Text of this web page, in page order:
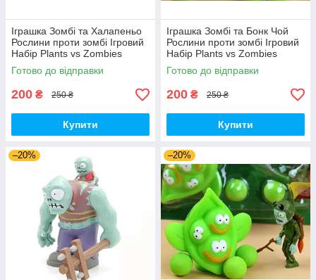
Іграшка Зомбі та Халапеньо
Рослини проти зомбі Ігровий
Набір Plants vs Zombies
(00226)
Готово до відправки
200 ₴ 250 ₴
Купити
Іграшка Зомбі та Бонк Чой
Рослини проти зомбі Ігровий
Набір Plants vs Zombies
(00287)
Готово до відправки
200 ₴ 250 ₴
Купити
–20% –20%